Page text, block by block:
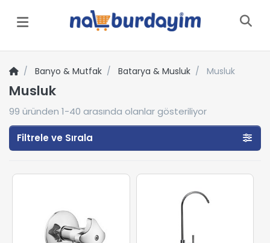
Menü
Banyo & Mutfak Batarya & Musluk Musluk
Musluk
99 üründen 1-40 arasında olanlar gösteriliyor
Filtrele ve Sırala